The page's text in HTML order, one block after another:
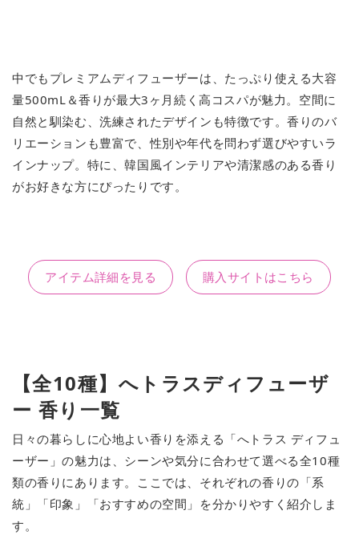
中でもプレミアムディフューザーは、たっぷり使える大容
量500mL＆香りが最大3ヶ月続く高コスパが魅力。空間に
自然と馴染む、洗練されたデザインも特徴です。香りのバ
リエーションも豊富で、性別や年代を問わず選びやすいラ
インナップ。特に、韓国風インテリアや清潔感のある香り
がお好きな方にぴったりです。
アイテム詳細を見る 購入サイトはこちら
【全10種】へトラスディフューザ
ー 香り一覧
日々の暮らしに心地よい香りを添える「へトラス ディフュ
ーザー」の魅力は、シーンや気分に合わせて選べる全10種
類の香りにあります。ここでは、それぞれの香りの「系
統」「印象」「おすすめの空間」を分かりやすく紹介しま
す。